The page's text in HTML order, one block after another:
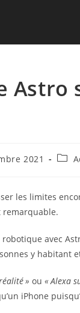
2021
Post
les limites
remarquable.
avec
y habitant
» ou « Alexa
iPhone